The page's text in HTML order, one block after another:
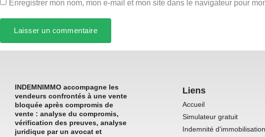
Enregistrer mon nom, mon e-mail et mon site dans le navigateur pour
INDEMNIMMO accompagne les
vendeurs confrontés à une vente
bloquée après compromis de
vente : analyse du compromis,
vérification des preuves, analyse
juridique par un avocat et
Liens
Accueil
Simulateur gratuit
Indemnité d'immobilisation